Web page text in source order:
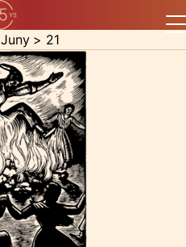
Juny > 21